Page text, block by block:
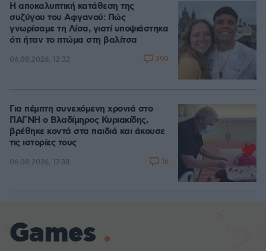
Η αποκαλυπτική κατάθεση της
συζύγου του Αφγανού: Πώς
γνωρίσαμε τη Λίσα, γιατί υποψιάστηκα
ότι ήταν το πτώμα στη βαλίτσα
06.08.2026, 12:32 290
Για πέμπτη συνεχόμενη χρονιά στο
ΠΑΓΝΗ ο Βλαδίμηρος Κυριακίδης,
βρέθηκε κοντά στα παιδιά και άκουσε
τις ιστορίες τους
06.08.2026, 17:38 16
Games